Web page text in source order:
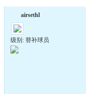
airsethl
级别: 替补球员